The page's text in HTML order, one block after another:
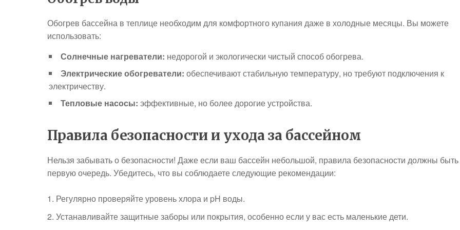
Обогрев бассейна в теплице необходим для комфортного купания даже в холодные месяцы. Вы можете
использовать:
Солнечные нагреватели: недорогой и экологически чистый способ обогрева.
Электрические обогреватели: обеспечивают стабильную температуру, но требуют подключения к
электричеству.
Тепловые насосы: эффективные, но более дорогие устройства.
Правила безопасности и ухода за бассейном
Нельзя забывать о безопасности! Даже если ваш бассейн небольшой, правила безопасности должны
первую очередь. Убедитесь, что вы соблюдаете следующие рекомендации:
Регулярно проверяйте уровень хлора и pH воды.
Устанавливайте защитные заборы или покрытия, особенно если у вас есть маленькие дети.